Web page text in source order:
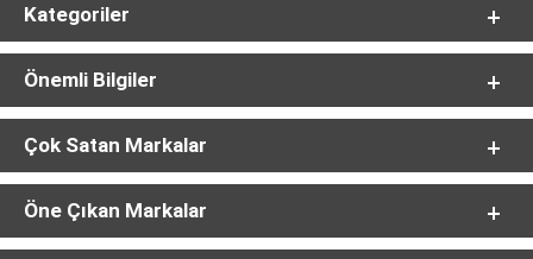
Kategoriler
Önemli Bilgiler
Çok Satan Markalar
Öne Çıkan Markalar